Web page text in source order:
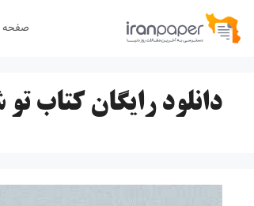
پرش
صفحه
دانلود رایگان کتاب